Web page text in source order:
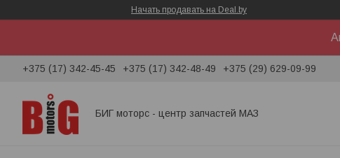
Начать продавать на Deal.by
+375 (17) 342-45-45 +375 (17) 342-48-49 +375 (29) 629-09-99
БИГ моторс - центр запчастей МАЗ